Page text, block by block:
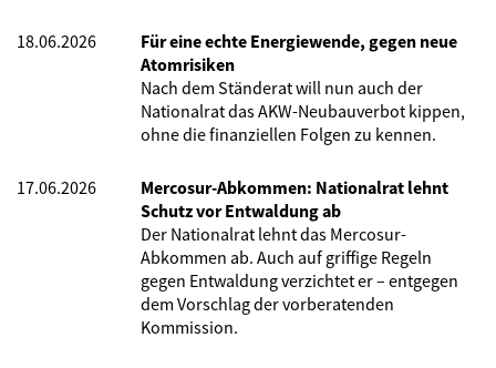
18.06.2026
Für eine echte Energiewende, gegen neue
Atomrisiken
Nach dem Ständerat will nun auch der
Nationalrat das AKW-Neubauverbot kippen,
ohne die finanziellen Folgen zu kennen.
17.06.2026
Mercosur-Abkommen: Nationalrat lehnt
Schutz vor Entwaldung ab
Der Nationalrat lehnt das Mercosur-
Abkommen ab. Auch auf griffige Regeln
gegen Entwaldung verzichtet er – entgegen
dem Vorschlag der vorberatenden
Kommission.